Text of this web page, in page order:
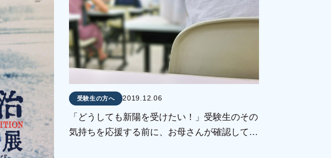
受験生の方へ 2019.12.06
「どうしても新陽を受けたい！」受験生のその
気持ちを応援する前に、お母さんが確認してお